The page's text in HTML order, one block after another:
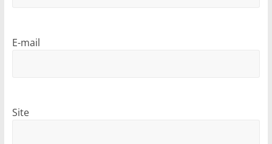
E-mail
Site